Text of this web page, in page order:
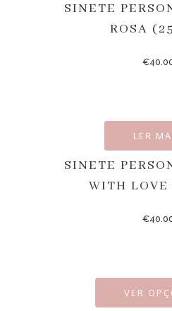
SINETE
ROSA
€
LER
SINETE
WITH
€
VER